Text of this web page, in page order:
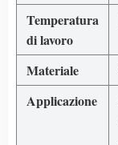
Temperatura
di lavoro
Materiale
Applicazione